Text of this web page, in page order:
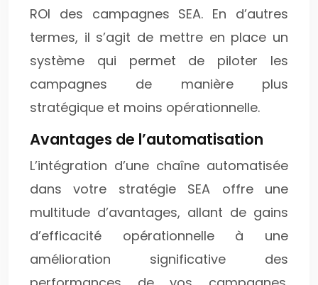
ROI des campagnes SEA. En d’autres
termes, il s’agit de mettre en place un
système qui permet de piloter les
campagnes de manière plus
stratégique et moins opérationnelle.
Avantages de l’automatisation
L’intégration d’une chaîne automatisée
dans votre stratégie SEA offre une
multitude d’avantages, allant de gains
d’efficacité opérationnelle à une
amélioration significative des